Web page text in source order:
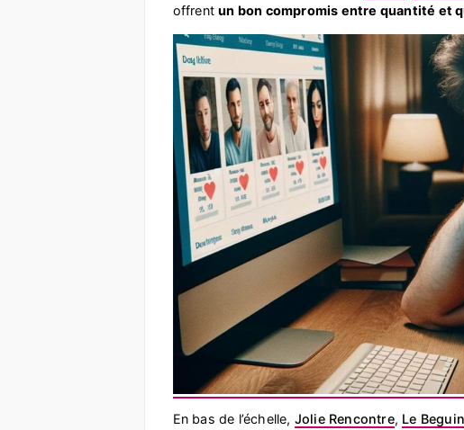
offrentun bon compromis entre quantité et
En bas de l’échelle, Jolie Rencontre, Le Beguin